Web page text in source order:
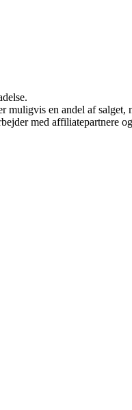
en andel af salget,
med affiliatepartnere